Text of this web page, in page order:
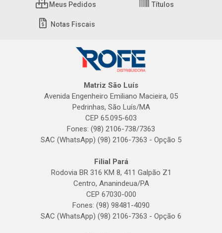
Meus Pedidos Títulos
Notas Fiscais
Matriz São Luís
Avenida Engenheiro Emiliano Macieira, 05
Pedrinhas, São Luís/MA
CEP 65.095-603
Fones: (98) 2106-738/7363
SAC (WhatsApp) (98) 2106-7363 - Opção 5
Filial Pará
Rodovia BR 316 KM 8, 411 Galpão Z1
Centro, Ananindeua/PA
CEP 67030-000
Fones: (98) 98481-4090
SAC (WhatsApp) (98) 2106-7363 - Opção 6